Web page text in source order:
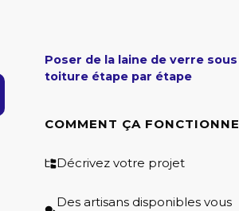
Poser de la laine de verre sous
toiture étape par étape
COMMENT ÇA FONCTIONNE
Décrivez votre projet
Des artisans disponibles vous